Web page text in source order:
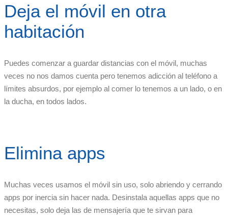
Deja el móvil en otra
habitación
Puedes comenzar a guardar distancias con el móvil, muchas
veces no nos damos cuenta pero tenemos adicción al teléfono a
límites absurdos, por ejemplo al comer lo tenemos a un lado, o en
la ducha, en todos lados.
Elimina apps
Muchas veces usamos el móvil sin uso, solo abriendo y cerrando
apps por inercia sin hacer nada. Desinstala aquellas apps que no
necesitas, solo deja las de mensajería que te sirvan para